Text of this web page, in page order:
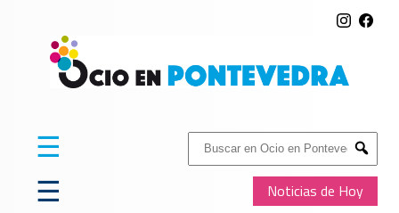
Buscar:
Submit
Noticias de Hoy
☰
☰